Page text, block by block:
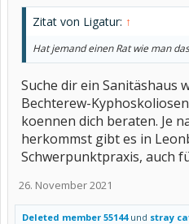
Zitat von Ligatur: ↑
Hat jemand einen Rat wie man
Suche dir ein Sanitäshaus
Bechterew-
koennen dich beraten. Je
herkommst gibt es in
Schwerpunktpraxis, auch
26. November 2021
Deleted member 55144und stray